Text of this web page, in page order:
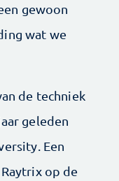
gewoon
wat we
de techniek
geleden
Een
op de